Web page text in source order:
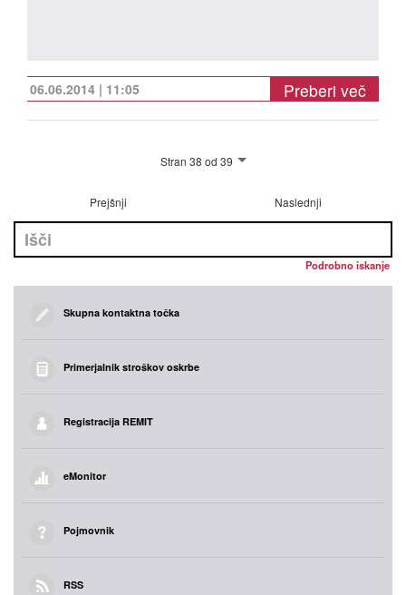
06.06.2014 | 11:05 Preberi več
Stran 38 od 39
Prejšnji Naslednji
Podrobno iskanje
Skupna kontaktna točka
Primerjalnik stroškov oskrbe
Registracija REMIT
eMonitor
Pojmovnik
RSS